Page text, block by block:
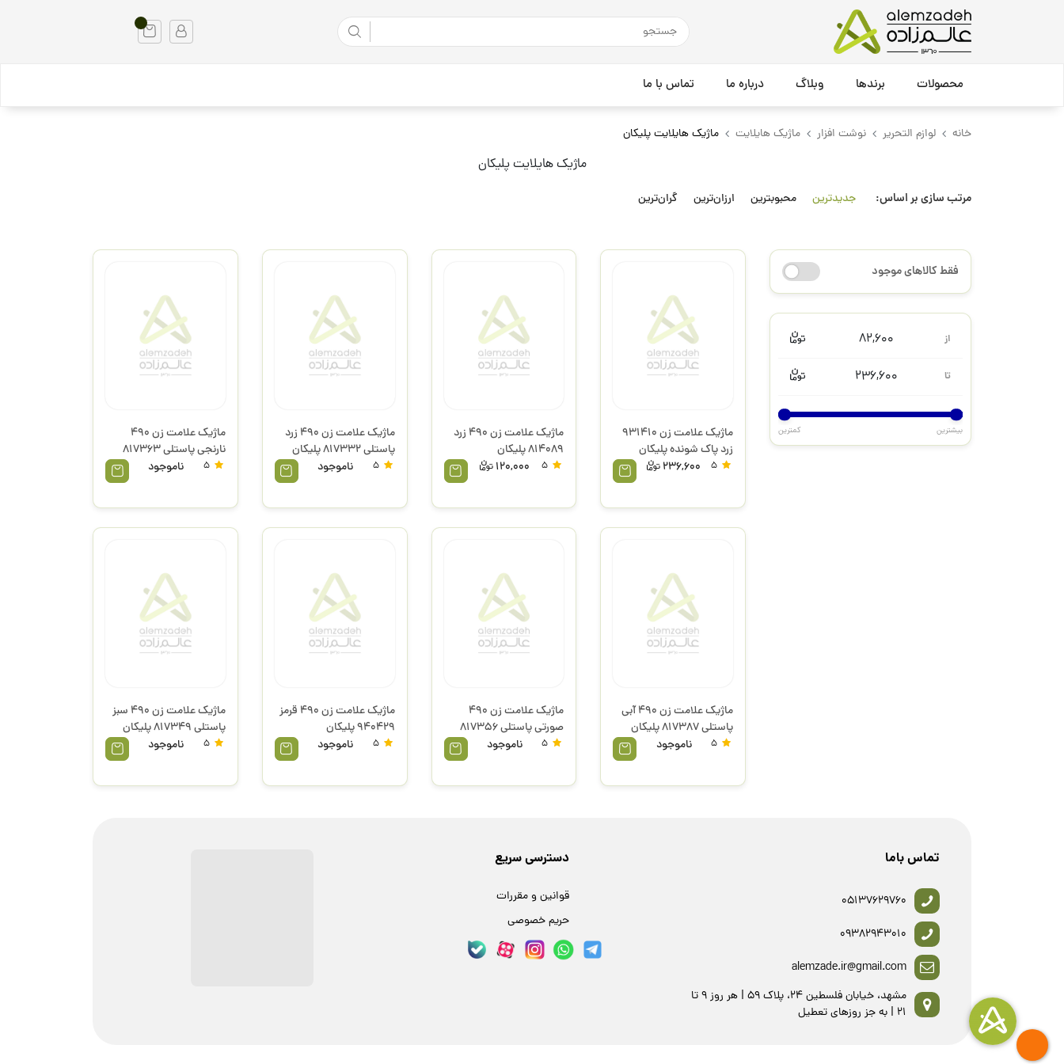
محصولات برندها وبلاگ درباره ما تماس با ما
خانه لوازم التحریر نوشت افزار ماژیک هایلایت ماژیک هایلایت پلیکان
ماژیک هایلایت پلیکان
مرتب سازی بر اساس: جدیدترین محبوبترین ارزان‌ترین گران‌ترین
فقط کالاهای موجود
از 82,600
تا 236,600
بیشترین کمترین
ماژیک علامت زن 931410
زرد پاک شونده پلیکان
236,600
ماژیک علامت زن 490 زرد
814089 پلیکان
120,000
ماژیک علامت زن 490 زرد
پاستلی 817332 پلیکان
5 ناموجود
ماژیک علامت زن 490
نارنجی پاستلی 817363
پلیکان
5 ناموجود
ماژیک علامت زن 490 آبی
پاستلی 817387 پلیکان
ناموجود
ماژیک علامت زن 490
صورتی پاستلی 817356
پلیکان
ناموجود
ماژیک علامت زن 490 قرمز
940429 پلیکان
5 ناموجود
ماژیک علامت زن 490 سبز
پاستلی 817349 پلیکان
5 ناموجود
تماس باما
05137629760
09382943010
alemzade.ir@gmail.com
مشهد، خیابان فلسطین 24، پلاک 59 | هر روز 9 تا
21 | به جز روزهای تعطیل
دسترسی سریع
قوانین و مقررات
حریم خصوصی